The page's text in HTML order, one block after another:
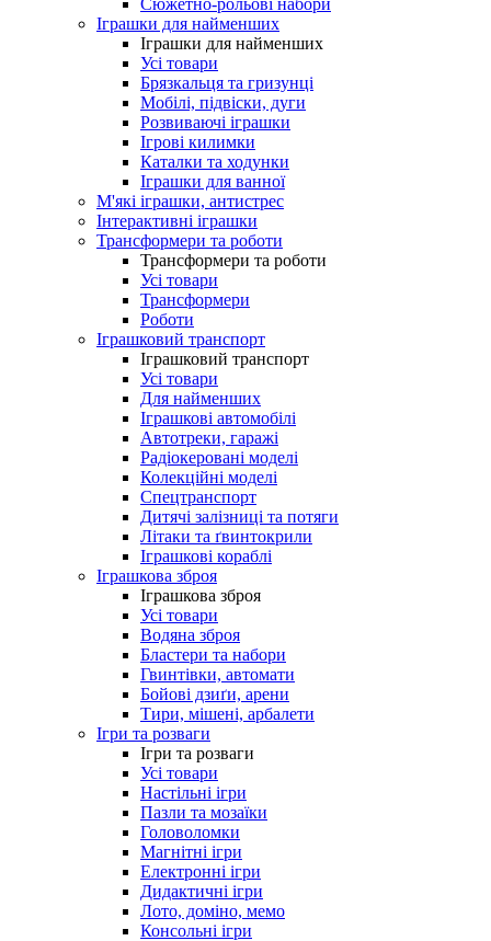
Сюжетно-рольові набори
Іграшки для найменших
Іграшки для найменших
Усі товари
Брязкальця та гризунці
Мобілі, підвіски, дуги
Розвиваючі іграшки
Ігрові килимки
Каталки та ходунки
Іграшки для ванної
М'які іграшки, антистрес
Інтерактивні іграшки
Трансформери та роботи
Трансформери та роботи
Усі товари
Трансформери
Роботи
Іграшковий транспорт
Іграшковий транспорт
Усі товари
Для найменших
Іграшкові автомобілі
Автотреки, гаражі
Радіокеровані моделі
Колекційні моделі
Спецтранспорт
Дитячі залізниці та потяги
Літаки та ґвинтокрили
Іграшкові кораблі
Іграшкова зброя
Іграшкова зброя
Усі товари
Водяна зброя
Бластери та набори
Гвинтівки, автомати
Бойові дзиґи, арени
Тири, мішені, арбалети
Ігри та розваги
Ігри та розваги
Усі товари
Настільні ігри
Пазли та мозаїки
Головоломки
Магнітні ігри
Електронні ігри
Дидактичні ігри
Лото, доміно, мемо
Консольні ігри